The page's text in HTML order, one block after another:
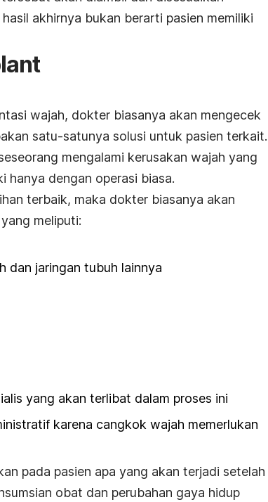
akhirnya bukan berarti pasien memiliki
wajah, dokter biasanya akan mengecek
satu-satunya solusi untuk pasien terkait.
mengalami kerusakan wajah yang
hanya dengan operasi biasa.
terbaik, maka dokter biasanya akan
meliputi:
dan jaringan tubuh lainnya
yang akan terlibat dalam proses ini
karena cangkok wajah memerlukan
pada pasien apa yang akan terjadi setelah
obat dan perubahan gaya hidup